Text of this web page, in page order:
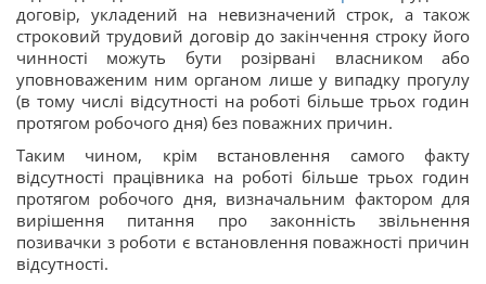
договір, укладений на невизначений строк, а також
строковий трудовий договір до закінчення строку його
чинності можуть бути розірвані власником або
уповноваженим ним органом лише у випадку прогулу
(в тому числі відсутності на роботі більше трьох годин
протягом робочого дня) без поважних причин.
Таким чином, крім встановлення самого факту
відсутності працівника на роботі більше трьох годин
протягом робочого дня, визначальним фактором для
вирішення питання про законність звільнення
позивачки з роботи є встановлення поважності причин
відсутності.